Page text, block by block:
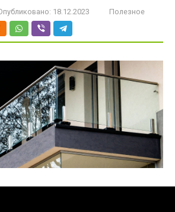
18.12.2023 Полезное